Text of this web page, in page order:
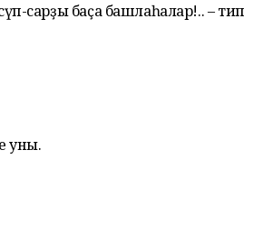
сарҙы баҫа башлаһалар!.. – тип
уны.